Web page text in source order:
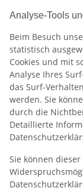
Analyse-Tools
Beim Besuch
statistisch
Cookies und mit
Analyse Ihres
das Surf-
werden. Sie
durch die
Detaillierte
Sie können